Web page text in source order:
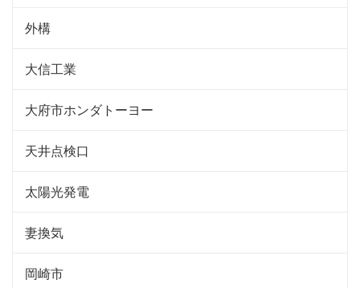
外構
大信工業
大府市ホンダトーヨー
天井点検口
太陽光発電
妻換気
岡崎市